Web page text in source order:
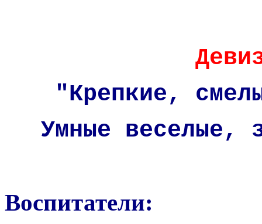
"Крепкие,
Умные веселые,
Воспитатели: